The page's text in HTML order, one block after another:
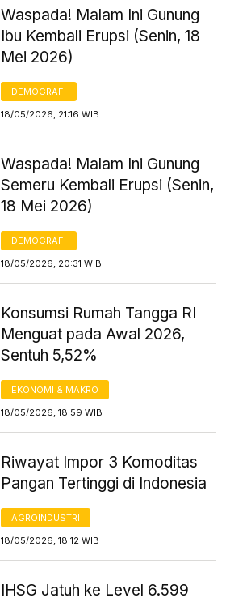
Waspada! Malam Ini Gunung
Ibu Kembali Erupsi (Senin, 18
Mei 2026)
DEMOGRAFI
18/05/2026, 21:16 WIB
Waspada! Malam Ini Gunung
Semeru Kembali Erupsi (Senin,
18 Mei 2026)
DEMOGRAFI
18/05/2026, 20:31 WIB
Konsumsi Rumah Tangga RI
Menguat pada Awal 2026,
Sentuh 5,52%
EKONOMI & MAKRO
18/05/2026, 18:59 WIB
Riwayat Impor 3 Komoditas
Pangan Tertinggi di Indonesia
AGROINDUSTRI
18/05/2026, 18:12 WIB
IHSG Jatuh ke Level 6.599